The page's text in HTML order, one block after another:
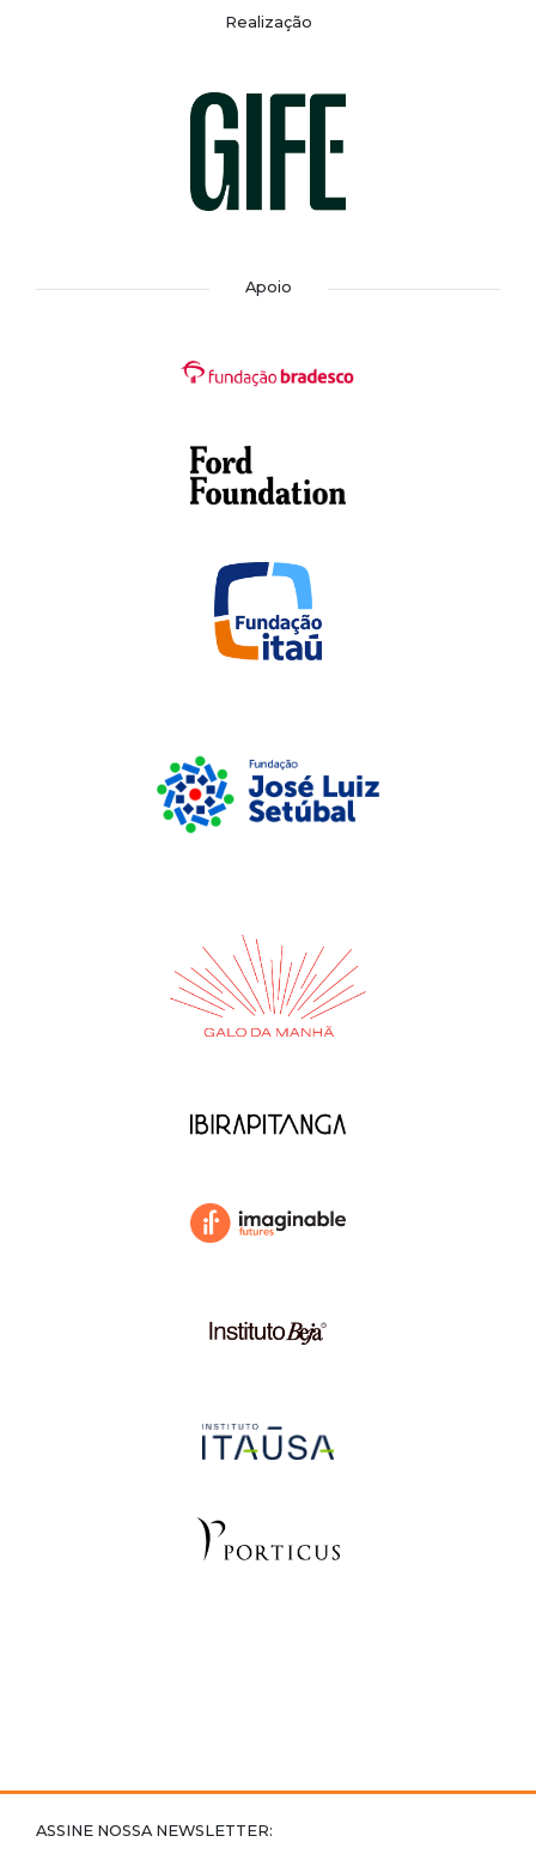
Realização
Apoio
ASSINE NOSSA NEWSLETTER: